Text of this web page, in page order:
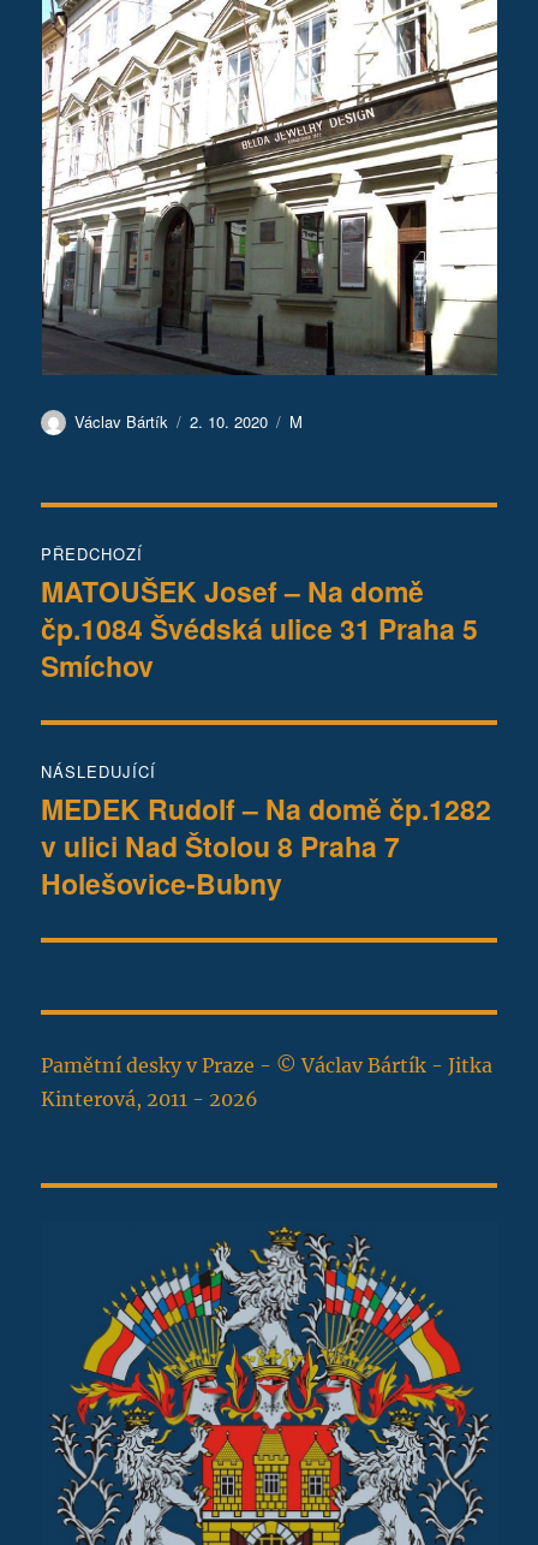
Autor:
Václav Bártík Publikováno:
2. 10. 2020 Rubriky:
M
pro
příspěvek
PŘEDCHOZÍ
Předchozí
příspěvek:
MATOUŠEK Josef – Na domě
čp.1084 Švédská ulice 31 Praha 5
Smíchov
NÁSLEDUJÍCÍ
Následující
příspěvek:
MEDEK Rudolf – Na domě čp.1282
v ulici Nad Štolou 8 Praha 7
Holešovice-Bubny
Pamětní desky v Praze - © Václav Bártík - Jitka
Kinterová, 2011 - 2026